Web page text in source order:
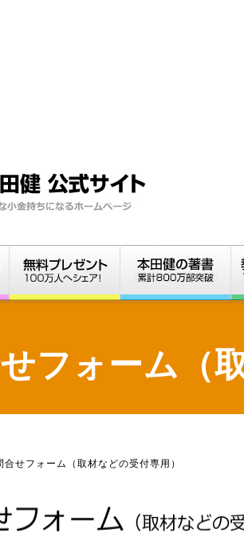
フォーム（
合せフォーム（取材などの受付専用）